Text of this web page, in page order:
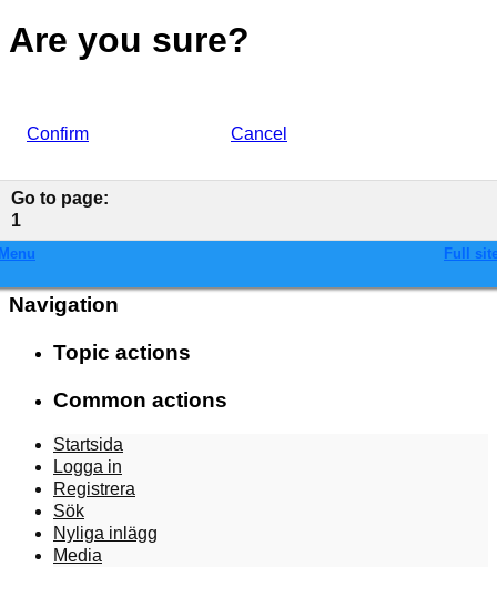
Are you sure?
Confirm Cancel
Go to page:
1
Full
Navigation
Topic actions
Common actions
Startsida
Logga in
Registrera
Sök
Nyliga inlägg
Media